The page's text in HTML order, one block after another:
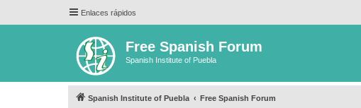
Enlaces rápidos
Free Spanish Forum
Spanish Institute of Puebla
Spanish Institute of Puebla Free Spanish Forum